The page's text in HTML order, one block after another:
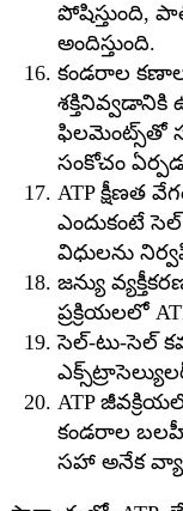
పోషిస్తుంది,
అందిస్తుంది.
కండరాల
ఫిలమెంట్స్‌తో
సంకోచం
ATP క్షీణత
ఎందుకంటే
విధులను
జన్యు
ప్రక్రియలలో
సెల్-టు-సెల్
ATP
కండరాల
సహా అనేక